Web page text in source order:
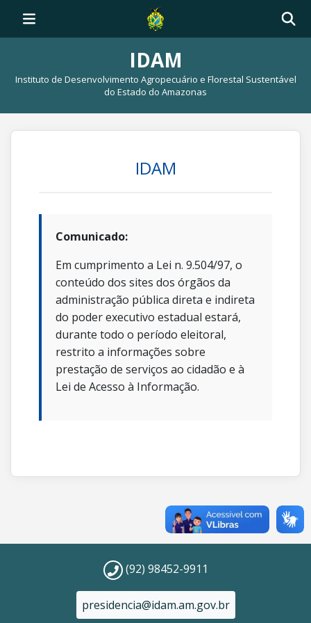
IDAM
Instituto de Desenvolvimento Agropecuário e Florestal Sustentável
do Estado do Amazonas
IDAM
Comunicado:
Em cumprimento a Lei n. 9.504/97, o
conteúdo dos sites dos órgãos da
administração pública direta e indireta
do poder executivo estadual estará,
durante todo o período eleitoral,
restrito a informações sobre
prestação de serviços ao cidadão e à
Lei de Acesso à Informação.
(92) 98452-9911
presidencia@idam.am.gov.br